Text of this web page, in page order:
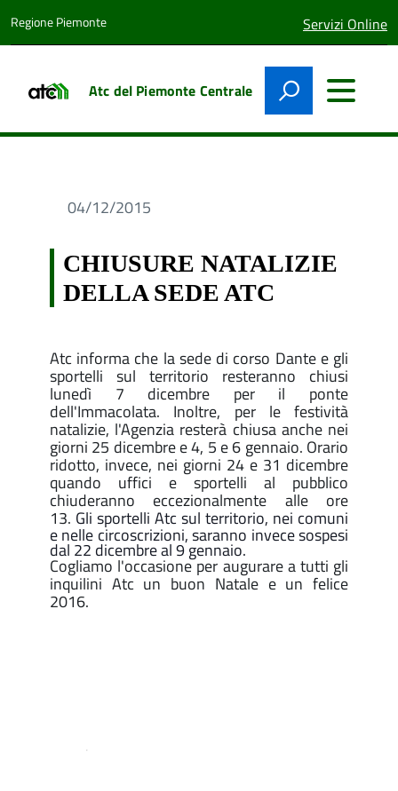
Regione Piemonte lingua
attiva:
Servizi Online
Atc del Piemonte Centrale
04/12/2015
CHIUSURE NATALIZIE
DELLA SEDE ATC
Atc informa che la sede di corso Dante e gli
sportelli sul territorio resteranno chiusi
lunedì 7 dicembre per il ponte
dell'Immacolata. Inoltre, per le festività
natalizie, l'Agenzia resterà chiusa anche nei
giorni 25 dicembre e 4, 5 e 6 gennaio. Orario
ridotto, invece, nei giorni 24 e 31 dicembre
quando uffici e sportelli al pubblico
chiuderanno eccezionalmente alle ore
13. Gli sportelli Atc sul territorio, nei comuni
e nelle circoscrizioni, saranno invece sospesi
dal 22 dicembre al 9 gennaio.
Cogliamo l'occasione per augurare a tutti gli
inquilini Atc un buon Natale e un felice
2016.
.